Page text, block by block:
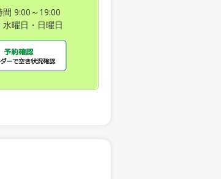
間 9:00～19:00
水曜日・日曜日